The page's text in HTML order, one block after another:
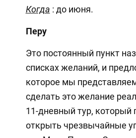
Когда : до июня.
Перу
Это постоянный пункт
списках желаний, и
которое мы
сделать это желание
11-дневный тур, который
открыть чрезвычайные